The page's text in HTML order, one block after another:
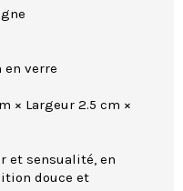
en verre
× Largeur 2.5 cm ×
et sensualité, en
douce et